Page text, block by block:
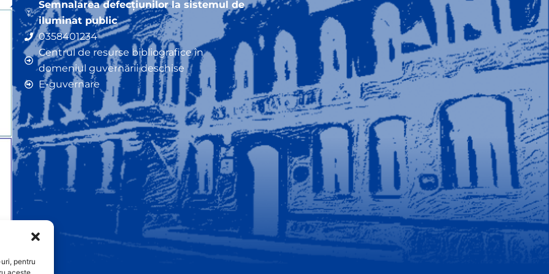
pentru
Semnalarea defecțiunilor la sistemul de
iluminat public
0358401234
Centrul de resurse bibliografice în
domeniul guvernării deschise
E-guvernare